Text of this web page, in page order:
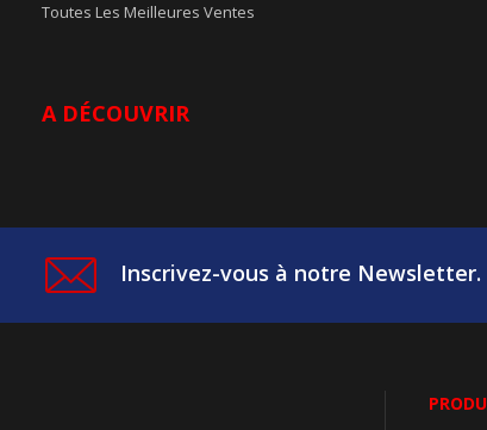
Toutes Les Meilleures Ventes
A DÉCOUVRIR
Inscrivez-vous à notre Newsletter.